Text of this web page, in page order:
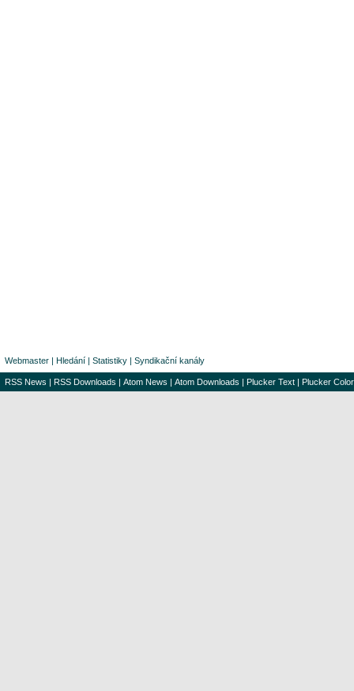
Webmaster | Hledání | Statistiky | Syndikační kanály
RSS News | RSS Downloads | Atom News | Atom Downloads | Plucker Text | Plucker Color